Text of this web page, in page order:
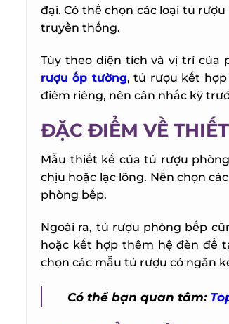
đại. Có thể chọn các loại tủ
truyền thống.
Tùy theo diện tích và vị trí của
rượu ốp tường, tủ rượu kết hợp
điểm riêng, nên cân nhắc kỹ
ĐẶC ĐIỂM VỀ
Mẫu thiết kế của tủ rượu
chịu hoặc lạc lõng. Nên chọn
phòng bếp.
Ngoài ra, tủ rượu phòng bếp
hoặc kết hợp thêm hệ đèn để
chọn các mẫu tủ rượu có ngăn
Có thể bạn quan tâm: